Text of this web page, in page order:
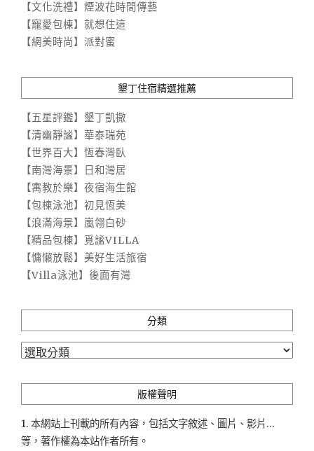
【文化洗禮】煙波花時間傳藝
【寵愛包棟】就想住這
【網美時尚】派對蜜
墾丁住宿精選推薦
【五星評鑑】墾丁凱撒
【清幽靜謐】華泰瑞苑
【世界百大】恆春灣臥
【南灣海景】日和灣居
【寓教於樂】夜宿海生館
【包棟泳池】初見恆美
【浪滿海景】嵐翎白砂
【精品包棟】覓謐VILLA
【慵懶放鬆】美好生活旅宿
【Villa泳池】後面有灣
分類
分
版權聲明
1. 本網站上刊載的所有內容，包括文字敘述、圖片、影片...
等，著作權為本站作者所有。